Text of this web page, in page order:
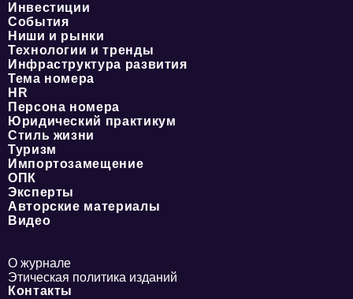
Инвестиции
События
Ниши и рынки
Технологии и тренды
Инфраструктура развития
Тема номера
HR
Персона номера
Юридический практикум
Стиль жизни
Туризм
Импортозамещение
ОПК
Эксперты
Авторские материалы
Видео
О журнале
Этическая политика изданий
Контакты